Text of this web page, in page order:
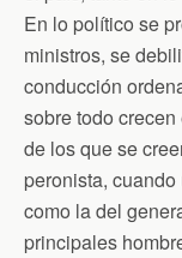
En lo político se
ministros, se
conducción
sobre todo
de los que se
peronista,
como la del
principales